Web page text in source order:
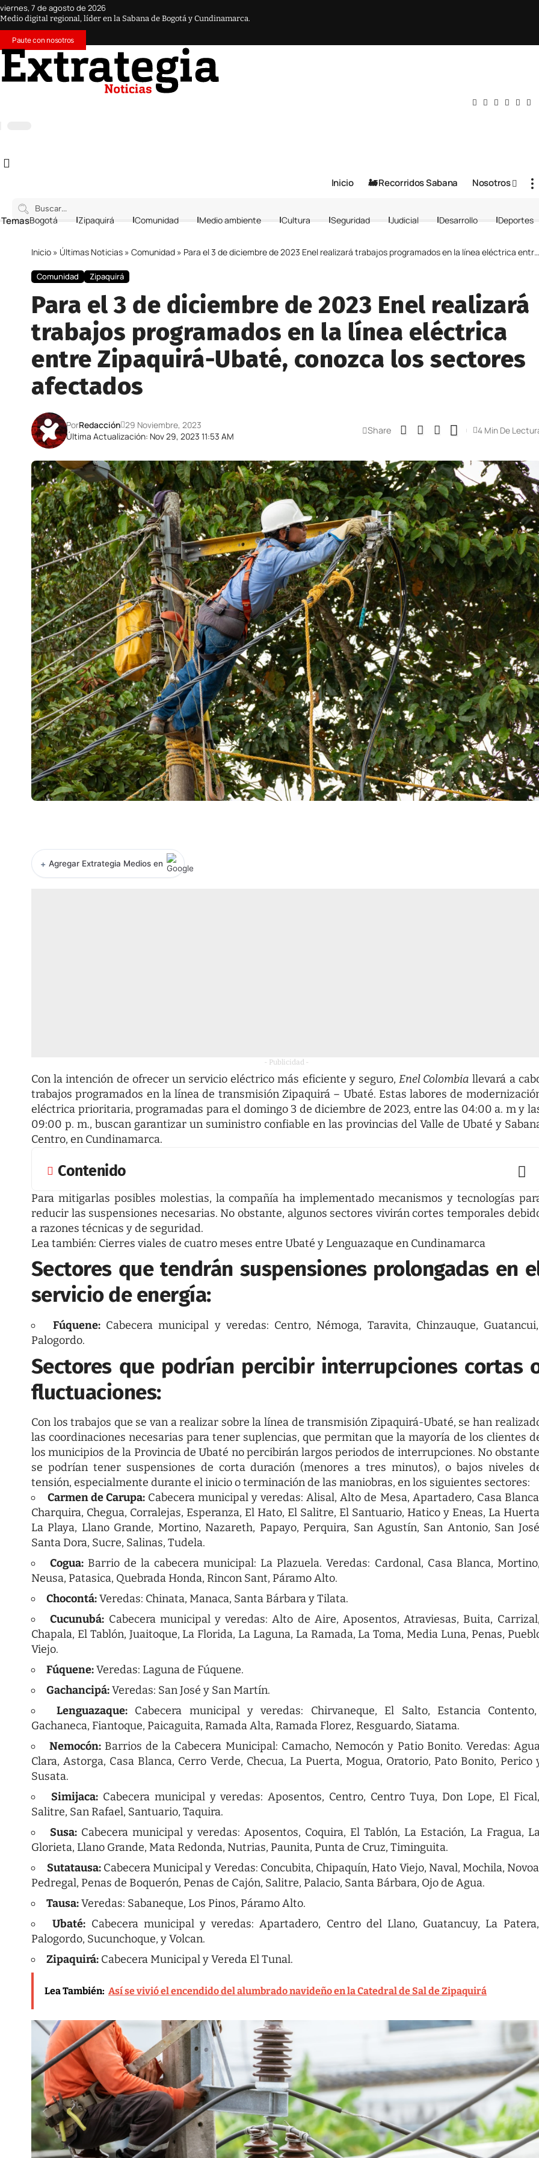
viernes, 7 de agosto de 2026
Medio digital regional, líder en la Sabana de Bogotá y Cundinamarca.
Paute con nosotros
Inicio 🚂 Recorridos Sabana Nosotros
Bogotá Zipaquirá Comunidad Medio ambiente Cultura Seguridad Judicial Desarrollo Deportes
Inicio » Últimas Noticias » Comunidad » Para el 3 de diciembre de 2023 Enel realizará trabajos programados en la línea eléctrica entre Zipaquirá-Ubaté, conozca los sectores afectados
Comunidad Zipaquirá
Para el 3 de diciembre de 2023 Enel realizará
trabajos programados en la línea eléctrica
entre Zipaquirá-Ubaté, conozca los sectores
afectados
Última Actualización: Nov 29, 2023 11:53 AM
PorRedacción 29 Noviembre, 2023 Share 4 Min De
+ Agregar Extrategia Medios en
- Publicidad -
Con la intención de ofrecer un servicio eléctrico más eficiente y seguro,Enel Colombia llevará a
trabajos programados en la línea de transmisión Zipaquirá – Ubaté. Estas labores de
eléctrica prioritaria, programadas para el domingo 3 de diciembre de 2023, entre las 04:00 a. m y
09:00 p. m., buscan garantizar un suministro confiable en las provincias del Valle de Ubaté y
Centro, en Cundinamarca.
Contenido
Para mitigarlas posibles molestias, la compañía ha implementado mecanismos y tecnologías
reducir las suspensiones necesarias. No obstante, algunos sectores vivirán cortes temporales
a razones técnicas y de seguridad.
Lea también: Cierres viales de cuatro meses entre Ubaté y Lenguazaque en Cundinamarca
Sectores que tendrán suspensiones prolongadas en
servicio de energía:
Fúquene:Cabecera municipal y veredas: Centro, Némoga, Taravita, Chinzauque, Guatancui,
Palogordo.
Sectores que podrían percibir interrupciones cortas
fluctuaciones:
Con los trabajos que se van a realizar sobre la línea de transmisión Zipaquirá-Ubaté, se han
las coordinaciones necesarias para tener suplencias, que permitan que la mayoría de los clientes
los municipios de la Provincia de Ubaté no percibirán largos periodos de interrupciones. No
se podrían tener suspensiones de corta duración (menores a tres minutos), o bajos niveles
tensión, especialmente durante el inicio o terminación de las maniobras, en los siguientes sectores:
Carmen de Carupa: Cabecera municipal y veredas: Alisal, Alto de Mesa, Apartadero, Casa
Charquira, Chegua, Corralejas, Esperanza, El Hato, El Salitre, El Santuario, Hatico y Eneas, La
La Playa, Llano Grande, Mortino, Nazareth, Papayo, Perquira, San Agustín, San Antonio, San
Santa Dora, Sucre, Salinas, Tudela.
Cogua: Barrio de la cabecera municipal: La Plazuela. Veredas: Cardonal, Casa Blanca, Mortino,
Neusa, Patasica, Quebrada Honda, Rincon Sant, Páramo Alto.
Chocontá:Veredas: Chinata, Manaca, Santa Bárbara y Tilata.
Cucunubá: Cabecera municipal y veredas: Alto de Aire, Aposentos, Atraviesas, Buita, Carrizal,
Chapala, El Tablón, Juaitoque, La Florida, La Laguna, La Ramada, La Toma, Media Luna, Penas,
Viejo.
Fúquene:Veredas: Laguna de Fúquene.
Gachancipá:Veredas: San José y San Martín.
Lenguazaque:Cabecera municipal y veredas: Chirvaneque, El Salto, Estancia Contento,
Gachaneca, Fiantoque, Paicaguita, Ramada Alta, Ramada Florez, Resguardo, Siatama.
Nemocón:Barrios de la Cabecera Municipal: Camacho, Nemocón y Patio Bonito. Veredas:
Clara, Astorga, Casa Blanca, Cerro Verde, Checua, La Puerta, Mogua, Oratorio, Pato Bonito, Perico
Susata.
Simijaca:Cabecera municipal y veredas: Aposentos, Centro, Centro Tuya, Don Lope, El Fical,
Salitre, San Rafael, Santuario, Taquira.
Susa:Cabecera municipal y veredas: Aposentos, Coquira, El Tablón, La Estación, La Fragua,
Glorieta, Llano Grande, Mata Redonda, Nutrias, Paunita, Punta de Cruz, Timinguita.
Sutatausa:Cabecera Municipal y Veredas: Concubita, Chipaquín, Hato Viejo, Naval, Mochila,
Pedregal, Penas de Boquerón, Penas de Cajón, Salitre, Palacio, Santa Bárbara, Ojo de Agua.
Tausa:Veredas: Sabaneque, Los Pinos, Páramo Alto.
Ubaté: Cabecera municipal y veredas: Apartadero, Centro del Llano, Guatancuy, La Patera,
Palogordo, Sucunchoque, y Volcan.
Zipaquirá: Cabecera Municipal y Vereda El Tunal.
Lea También: Así se vivió el encendido del alumbrado navideño en la Catedral de Sal de Zipaquirá